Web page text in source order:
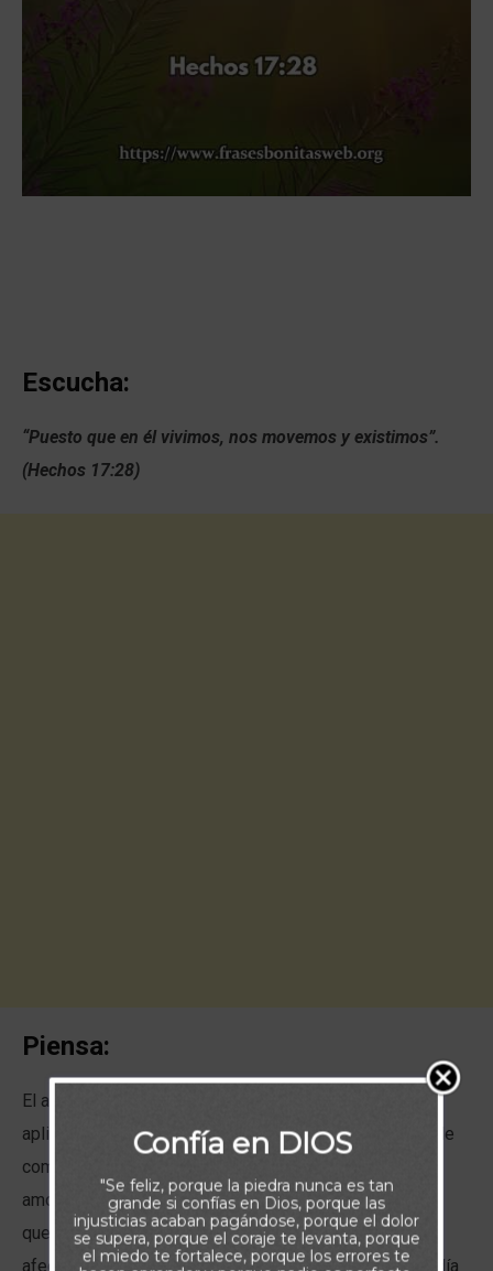
Escucha:
“Puesto que en él vivimos, nos movemos y existimos”.
(Hechos 17:28)
Piensa:
El amor es la energía de la vida; y no simplemente
aplicada a la vida en pareja, que es un error que se suele
cometer, sino en todos los ámbitos de nuestra vida, el
amor por lo que hacemos, el amor por nuestros seres
queridos, el amor que recibimos de otros. Y es que el
afecto ess lo que motiva a la gente a levantarse cada día
Confía en DIOS
"Se feliz, porque la piedra nunca es tan
grande si confías en Dios, porque las
injusticias acaban pagándose, porque el dolor
se supera, porque el coraje te levanta, porque
el miedo te fortalece, porque los errores te